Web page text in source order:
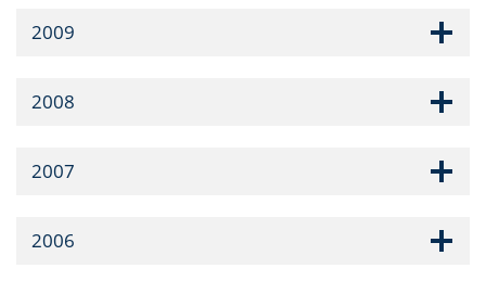
2009
2008
2007
2006